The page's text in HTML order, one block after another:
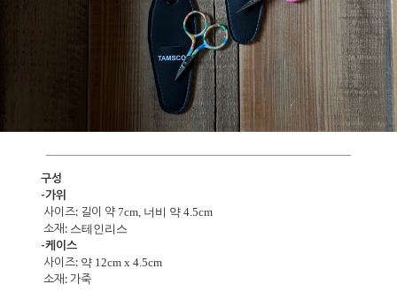
구성
-가위
사이즈: 길이 약 7cm, 너비 약 4.5cm
소재: 스테인리스
-케이스
사이즈: 약 12cm x 4.5cm
소재:가죽